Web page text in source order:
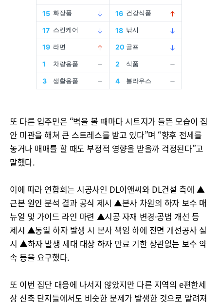
또 다른 입주민은 “벽을 볼 때마다 시트지가 들뜬 모습이 집
안 미관을 해쳐 큰 스트레스를 받고 있다”며 “향후 전세를
놓거나 매매를 할 때도 부정적 영향을 받을까 걱정된다”고
말했다.
이에 따라 연합회는 시공사인 DL이앤씨와 DL건설 측에 ▲
근본 원인 분석 결과 공식 제시 ▲본사 차원의 하자 보수 매
뉴얼 및 가이드 라인 마련 ▲시공 자재 변경·공법 개선 등
제시 ▲동일 하자 발생 시 본사 책임 하에 전면 개선공사 실
시 ▲하자 발생 세대 대상 하자 만료 기한 상관없는 보수 약
속 등을 요구했다.
또 이번 집단 대응에 나서지 않았지만 다른 지역의 e편한세
상 신축 단지들에서도 비슷한 문제가 발생한 것으로 알려져